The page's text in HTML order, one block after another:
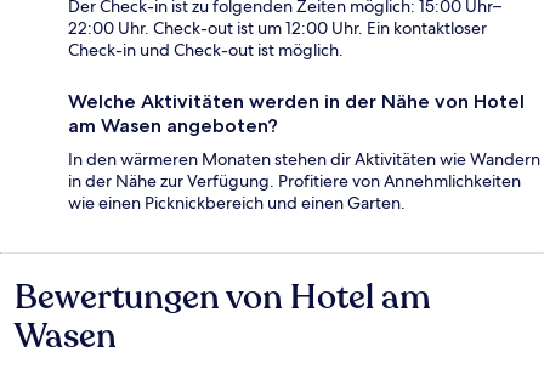
Der Check-in ist zu folgenden Zeiten möglich: 15:00 Uhr–
22:00 Uhr. Check-out ist um 12:00 Uhr. Ein kontaktloser
Check-in und Check-out ist möglich.
Welche Aktivitäten werden in der Nähe von Hotel
am Wasen angeboten?
In den wärmeren Monaten stehen dir Aktivitäten wie Wandern
in der Nähe zur Verfügung. Profitiere von Annehmlichkeiten
wie einen Picknickbereich und einen Garten.
Bewertungen
Bewertungen von Hotel am
Wasen